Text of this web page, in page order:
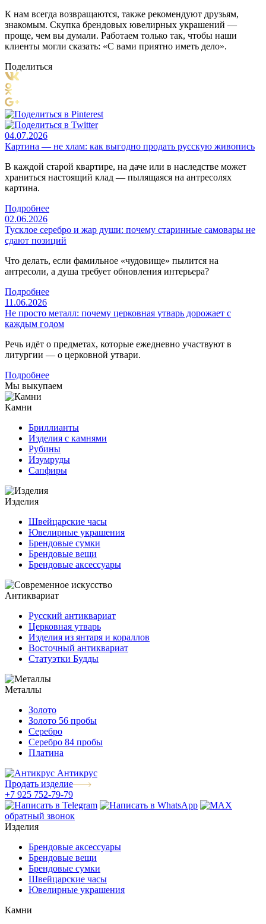
К нам всегда возвращаются, также рекомендуют друзьям,
знакомым. Скупка брендовых ювелирных украшений —
проще, чем вы думали. Работаем только так, чтобы наши
клиенты могли сказать: «С вами приятно иметь дело».
Поделиться
04.07.2026
Картина — не хлам: как выгодно продать русскую живопись
В каждой старой квартире, на даче или в наследстве может
храниться настоящий клад — пылящаяся на антресолях
картина.
Подробнее
02.06.2026
Тусклое серебро и жар души: почему старинные самовары не
сдают позиций
Что делать, если фамильное «чудовище» пылится на
антресоли, а душа требует обновления интерьера?
Подробнее
11.06.2026
Не просто металл: почему церковная утварь дорожает с
каждым годом
Речь идёт о предметах, которые ежедневно участвуют в
литургии — о церковной утвари.
Подробнее
Мы выкупаем
Камни
Бриллианты
Изделия с камнями
Рубины
Изумруды
Сапфиры
Изделия
Швейцарские часы
Ювелирные украшения
Брендовые сумки
Брендовые вещи
Брендовые аксессуары
Антиквариат
Русский антиквариат
Церковная утварь
Изделия из янтаря и кораллов
Восточный антиквариат
Статуэтки Будды
Металлы
Золото
Золото 56 пробы
Серебро
Серебро 84 пробы
Платина
Антикрус
Продать изделие
+7 925 752-79-79
обратный звонок
Изделия
Брендовые аксессуары
Брендовые вещи
Брендовые сумки
Швейцарские часы
Ювелирные украшения
Камни